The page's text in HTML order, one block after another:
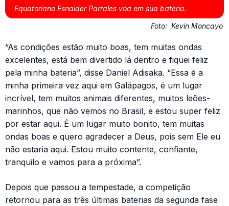
Equatoriano Esnaider Parrales voa em sua bateria.
Foto: Kevin Moncayo
“As condições estão muito boas, tem muitas ondas
excelentes, está bem divertido lá dentro e fiquei feliz
pela minha bateria”, disse Daniel Adisaka. “Essa é a
minha primeira vez aqui em Galápagos, é um lugar
incrível, tem muitos animais diferentes, muitos leões-
marinhos, que não vemos no Brasil, e estou super feliz
por estar aqui. É um lugar muito bonito, tem muitas
ondas boas e quero agradecer a Deus, pois sem Ele eu
não estaria aqui. Estou muito contente, confiante,
tranquilo e vamos para a próxima”.
Depois que passou a tempestade, a competição
retornou para as três últimas baterias da segunda fase